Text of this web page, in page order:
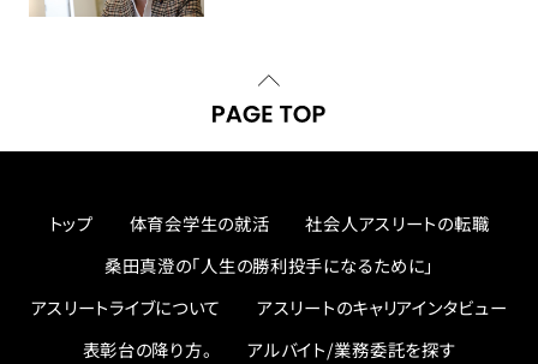
トップ 体育会学生の就活
社会人アスリートの転職
桑田真澄の「人生の勝利投手になるために」
アスリートライブについて
アスリートのキャリアインタビュー
表彰台の降り方。
アルバイト/業務委託を探す